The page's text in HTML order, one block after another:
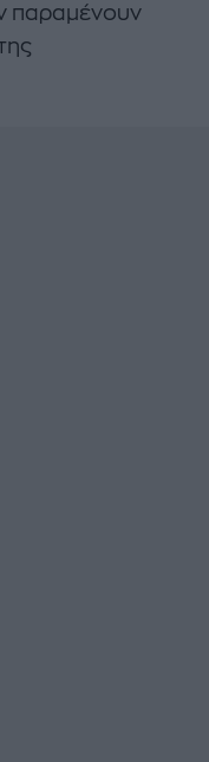
παραμένουν